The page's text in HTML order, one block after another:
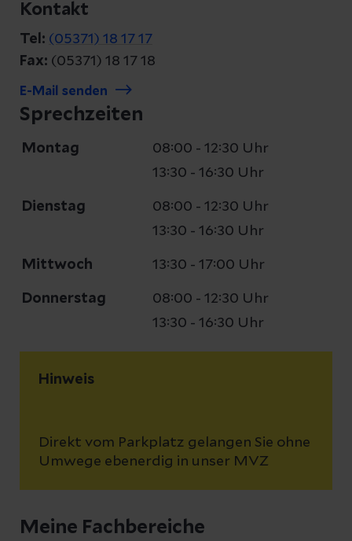
Kontakt
Tel: (05371) 18 17 17
Fax: (05371) 18 17 18
E-Mail senden
Sprechzeiten
Montag
08:00 - 12:30 Uhr
13:30 - 16:30 Uhr
Dienstag
08:00 - 12:30 Uhr
13:30 - 16:30 Uhr
Mittwoch 13:30 - 17:00 Uhr
Donnerstag
08:00 - 12:30 Uhr
13:30 - 16:30 Uhr
Hinweis
Direkt vom Parkplatz gelangen Sie ohne
Umwege ebenerdig in unser MVZ
Meine Fachbereiche